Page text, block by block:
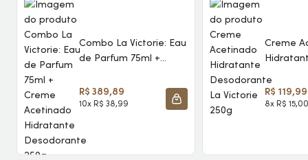
Combo La Victorie: Eau
de Parfum 75ml +
Hidratante
Desodorante 250g
R$ 389,89
10x R$ 38,99 ADICIONAR À SACOLA
Creme
Victorie
R$ 119,99
8x R$ 15,00